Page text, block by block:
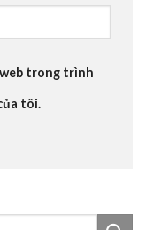
trong trình
tôi.